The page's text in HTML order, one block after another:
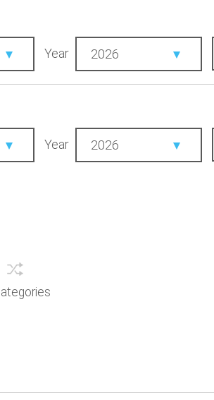
Year 2026
Year 2026